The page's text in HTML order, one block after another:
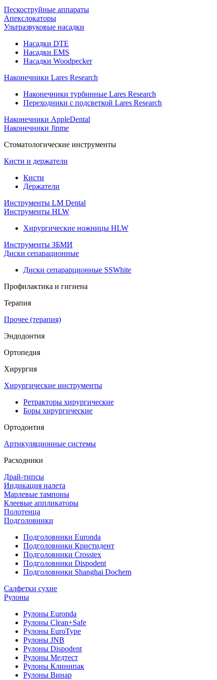
Пескоструйные аппараты
Апекслокаторы
Ультразвуковые насадки
Насадки DTE
Насадки EMS
Насадки Woodpecker
Наконечники Lares Research
Наконечники турбинные Lares Research
Переходники с подсветкой Lares Research
Наконечники AppleDental
Наконечники Jinme
Стоматологические инструменты
Кисти и держатели
Кисти
Держатели
Инструменты LM Dental
Инструменты HLW
Хирургические ножницы HLW
Инструменты ЗБМИ
Диски сепарационные
Диски сепарарционные SSWhite
Профилактика и гигиена
Терапия
Прочее (терапия)
Эндодонтия
Ортопедия
Хирургия
Хирургические инструменты
Ретракторы хирургические
Боры хирургические
Ортодонтия
Артикуляционные системы
Расходники
Драй-типсы
Индикация налета
Марлевые тампоны
Клеевые аппликаторы
Полотенца
Подголовники
Подголовники Euronda
Подголовники Кристидент
Подголовники Crosstex
Подголовники Dispodent
Подголовники Shanghai Dochem
Салфетки сухие
Рулоны
Рулоны Euronda
Рулоны Clean+Safe
Рулоны EuroType
Рулоны JNB
Рулоны Dispodent
Рулоны Медтест
Рулоны Клинипак
Рулоны Винар